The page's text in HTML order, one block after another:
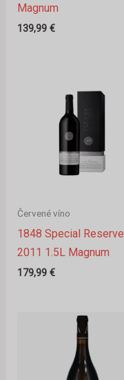
Magnum
139,99 €
Červené víno
1848 Special Reserve
2011 1.5L Magnum
179,99 €